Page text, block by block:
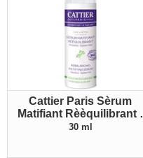
Cattier Paris Sèrum
Matifiant Rèèquilibrant -
Serum (balanserende)
30 ml